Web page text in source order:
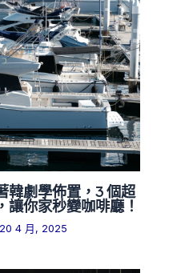
韓劇學佈置，3 個超
你家秒變咖啡廳！
20 4 月, 2025